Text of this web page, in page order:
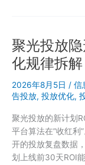
聚光投放
化规律拆解
2026年8月5日 / 信
告投放, 投放优化,
聚光投放的新计划
平台算法在”收红利
开的投放复盘数据
划上线前30天ROI